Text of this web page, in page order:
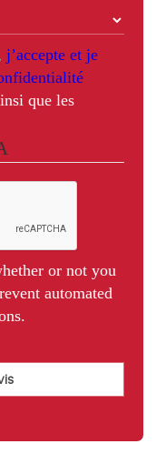
j’accepte et je
que les
or not you
automated